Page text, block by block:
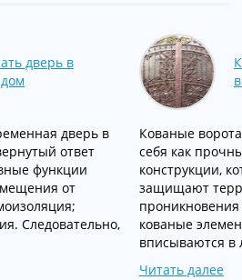
дверь в
дверь в
ответ
функции
от
Следовательно,
Кованые
себя как
конструкции,
защищают
кованые
вписываются
Читать далее